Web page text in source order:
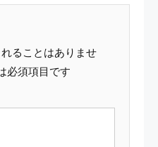
ることはありませ
必須項目です